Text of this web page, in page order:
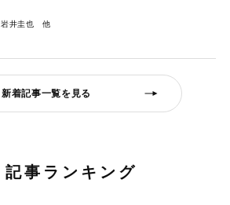
岩井圭也
新着記事一覧を見る
記事ランキング